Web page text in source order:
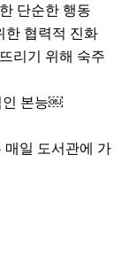
단순한 행동
한 협력적 진화
리기 위해 숙주
인 본능￼
매일 도서관에 가